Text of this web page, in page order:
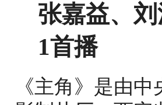
张嘉益、
1首播
《主角》是由